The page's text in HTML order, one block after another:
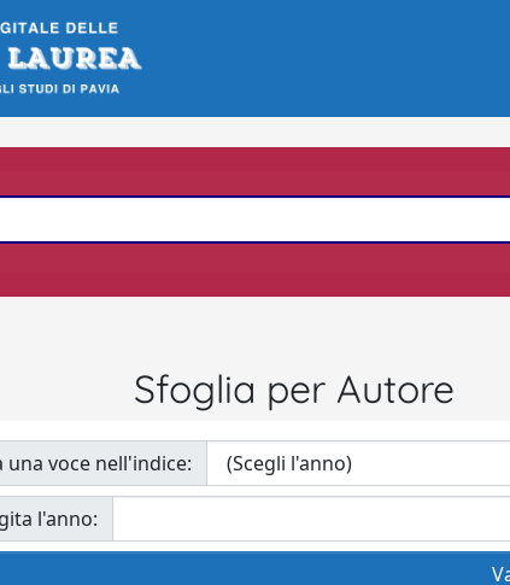
Sfoglia per Autore
una voce nell'indice:
l'anno: